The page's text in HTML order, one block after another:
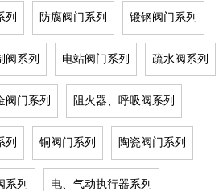
列 防腐阀门系列 锻钢阀门系列
阀系列 电站阀门系列 疏水阀系列
阀门系列 阻火器、呼吸阀系列
列 铜阀门系列 陶瓷阀门系列
系列 电、气动执行器系列